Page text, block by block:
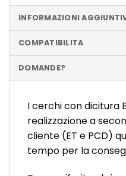
INFORMAZIONI
COMPATIBILITA
DOMANDE?
I cerchi con dicitura
realizzazione a
cliente (ET e PCD)
tempo per la